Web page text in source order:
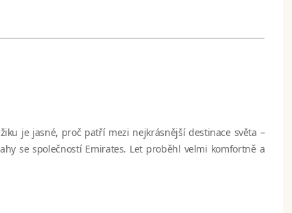
je jasné, proč patří mezi nejkrásnější destinace světa –
se společností Emirates. Let proběhl velmi komfortně a